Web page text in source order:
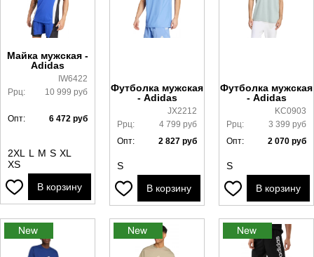
Майка мужская -
Adidas
IW6422
Ррц:
10 999 руб
Опт: 6 472 руб
2XL L M S XL
XS
В корзину
Футболка мужская
- Adidas
JX2212
Ррц:
4 799 руб
Опт:
2 827 руб
S
В корзину
Футболка мужская
- Adidas
KC0903
Ррц:
3 399 руб
Опт:
2 070 руб
S
В корзину